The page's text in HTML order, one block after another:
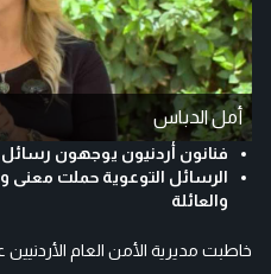
أمل الدباس
فنانون أردنيون يوجهون رسائل
الرسائل التوعوية حملت معنى
والعائلة
خاطبت مديرية الأمن العام